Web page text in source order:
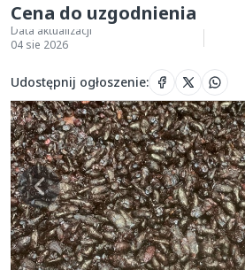
Cena do uzgodnienia
Data aktualizacji
04 sie 2026
Udostępnij ogłoszenie: